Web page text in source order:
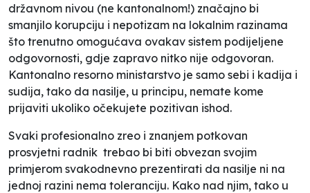
državnom nivou (ne kantonalnom!) značajno bi
smanjilo korupciju i nepotizam na lokalnim razinama
što trenutno omogućava ovakav sistem podijeljene
odgovornosti, gdje zapravo nitko nije odgovoran.
Kantonalno resorno ministarstvo je samo sebi i kadija i
sudija, tako da nasilje, u principu, nemate kome
prijaviti ukoliko očekujete pozitivan ishod.
Svaki profesionalno zreo i znanjem potkovan
prosvjetni radnik trebao bi biti obvezan svojim
primjerom svakodnevno prezentirati da nasilje ni na
jednoj razini nema toleranciju. Kako nad njim, tako u